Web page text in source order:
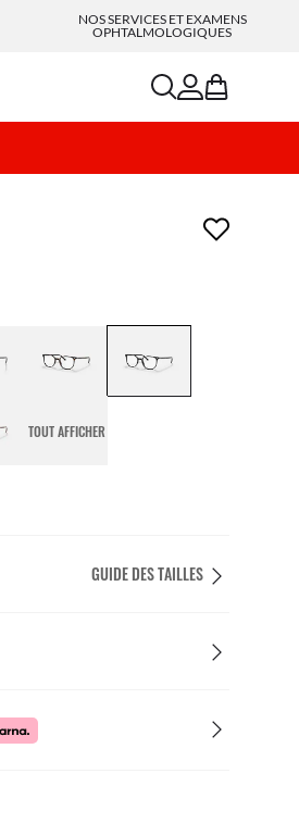
NOS SERVICES ET EXAMENS
OPHTALMOLOGIQUES
searchaccount
bag
souhaits
TOUT AFFICHER
GUIDE DES TAILLES